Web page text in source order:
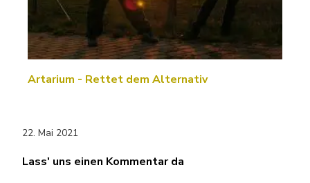
Artarium - Rettet dem Alternativ
22. Mai 2021
Lass' uns einen Kommentar da